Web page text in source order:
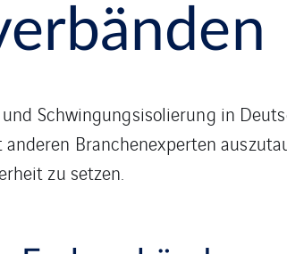
Schwingungsisolierung in
Branchenexperten
zu setzen.